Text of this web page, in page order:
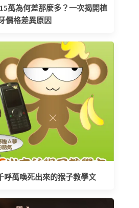
萬為何差那麼多？一次揭開植
價格差異原因
呼萬喚死出來的猴子教學文